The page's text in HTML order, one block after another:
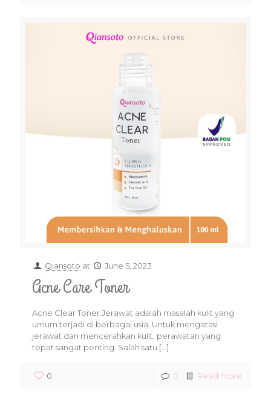
Qiansoto at June 5, 2023
Acne Care Toner
Acne Clear Toner Jerawat adalah masalah kulit yang
umum terjadi di berbagai usia. Untuk mengatasi
jerawat dan mencerahkan kulit, perawatan yang
tepat sangat penting. Salah satu […]
0 0 Read more